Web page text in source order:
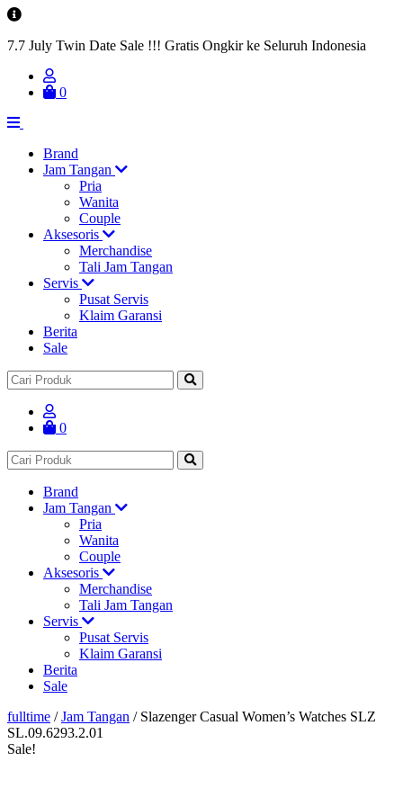
7.7 July Twin Date Sale !!! Gratis Ongkir ke Seluruh Indonesia
0
Brand
Jam Tangan
Pria
Wanita
Couple
Aksesoris
Merchandise
Tali Jam Tangan
Servis
Pusat Servis
Klaim Garansi
Berita
Sale
0
Brand
Jam Tangan
Pria
Wanita
Couple
Aksesoris
Merchandise
Tali Jam Tangan
Servis
Pusat Servis
Klaim Garansi
Berita
Sale
fulltime /Jam Tangan / Slazenger Casual Women’s Watches SLZ
SL.09.6293.2.01
Sale!